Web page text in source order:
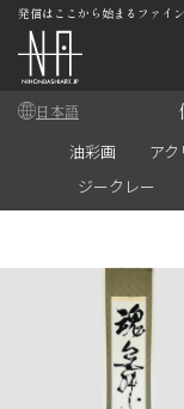
発信はここから始まるファイ
日本語
油彩画 ア
ジークレー